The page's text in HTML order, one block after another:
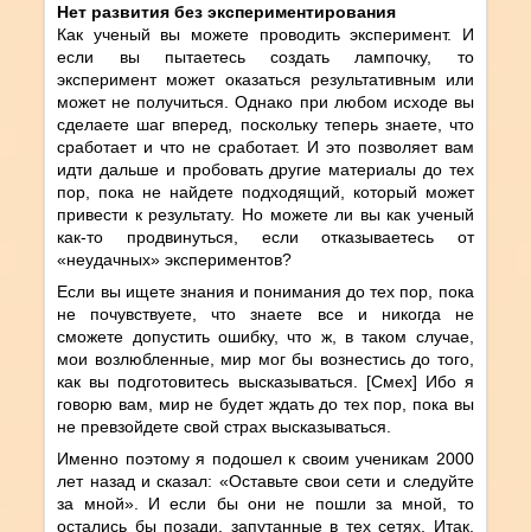
Нет развития без экспериментирования
Как ученый вы можете проводить эксперимент. И
если вы пытаетесь создать лампочку, то
эксперимент может оказаться результативным или
может не получиться. Однако при любом исходе вы
сделаете шаг вперед, поскольку теперь знаете, что
сработает и что не сработает. И это позволяет вам
идти дальше и пробовать другие материалы до тех
пор, пока не найдете подходящий, который может
привести к результату. Но можете ли вы как ученый
как-то продвинуться, если отказываетесь от
«неудачных» экспериментов?
Если вы ищете знания и понимания до тех пор, пока
не почувствуете, что знаете все и никогда не
сможете допустить ошибку, что ж, в таком случае,
мои возлюбленные, мир мог бы вознестись до того,
как вы подготовитесь высказываться. [Смех] Ибо я
говорю вам, мир не будет ждать до тех пор, пока вы
не превзойдете свой страх высказываться.
Именно поэтому я подошел к своим ученикам 2000
лет назад и сказал: «Оставьте свои сети и следуйте
за мной». И если бы они не пошли за мной, то
остались бы позади, запутанные в тех сетях. Итак,